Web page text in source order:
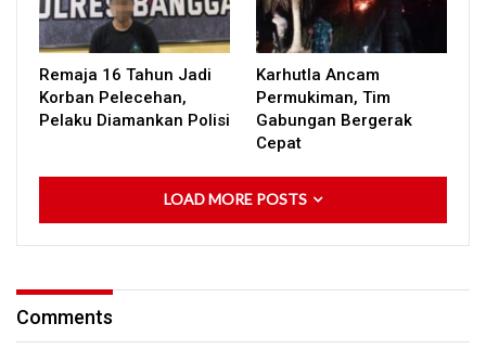
Remaja 16 Tahun Jadi
Korban Pelecehan,
Pelaku Diamankan Polisi
Karhutla Ancam
Permukiman, Tim
Gabungan Bergerak
Cepat
LOAD MORE POSTS
Comments